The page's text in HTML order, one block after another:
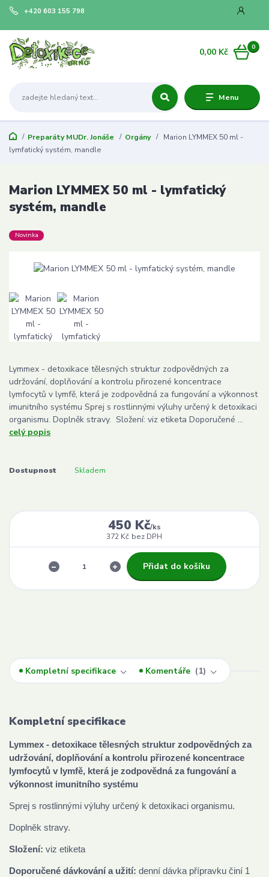
Menu
+420 603 155 798
0
0,00 Kč
Preparáty MUDr. Jonáše Orgány
Marion LYMMEX 50 ml -
lymfatický systém, mandle
Marion LYMMEX 50 ml - lymfatický
systém, mandle
Novinka
Lymmex - detoxikace tělesných struktur zodpovědných za
udržování, doplňování a kontrolu přirozené koncentrace
lymfocytů v lymfě, která je zodpovědná za fungování a výkonnost
imunitního systému Sprej s rostlinnými výluhy určený k detoxikaci
organismu. Doplněk stravy. Složení: viz etiketa Doporučené ...
celý popis
Dostupnost Skladem
450 Kč/ks
372 Kč bez DPH
Přidat do košíku
Kompletní specifikace Komentáře 1
Kompletní specifikace
Lymmex - detoxikace tělesných struktur zodpovědných za
udržování, doplňování a kontrolu přirozené koncentrace
lymfocytů v lymfě, která je zodpovědná za fungování a
výkonnost imunitního systému
Sprej s rostlinnými výluhy určený k detoxikaci organismu.
Doplněk stravy.
Složení: viz etiketa
Doporučené dávkování a užití: denní dávka přípravku činí 1